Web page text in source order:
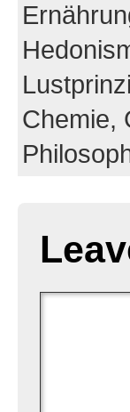
Chemie,